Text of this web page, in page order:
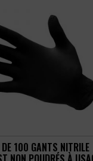
100 GANTS NITRILE